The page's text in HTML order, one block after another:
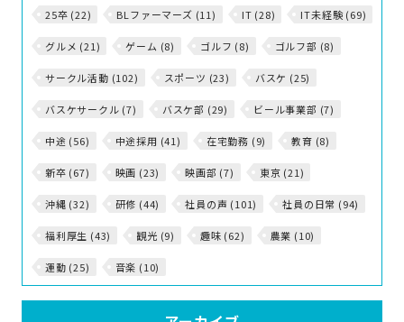
25卒 (22) BLファーマーズ (11) IT (28) IT未経験 (69)
グルメ (21) ゲーム (8) ゴルフ (8) ゴルフ部 (8)
サークル活動 (102) スポーツ (23) バスケ (25)
バスケサークル (7) バスケ部 (29) ビール事業部 (7)
中途 (56) 中途採用 (41) 在宅勤務 (9) 教育 (8)
新卒 (67) 映画 (23) 映画部 (7) 東京 (21)
沖縄 (32) 研修 (44) 社員の声 (101) 社員の日常 (94)
福利厚生 (43) 観光 (9) 趣味 (62) 農業 (10)
運動 (25) 音楽 (10)